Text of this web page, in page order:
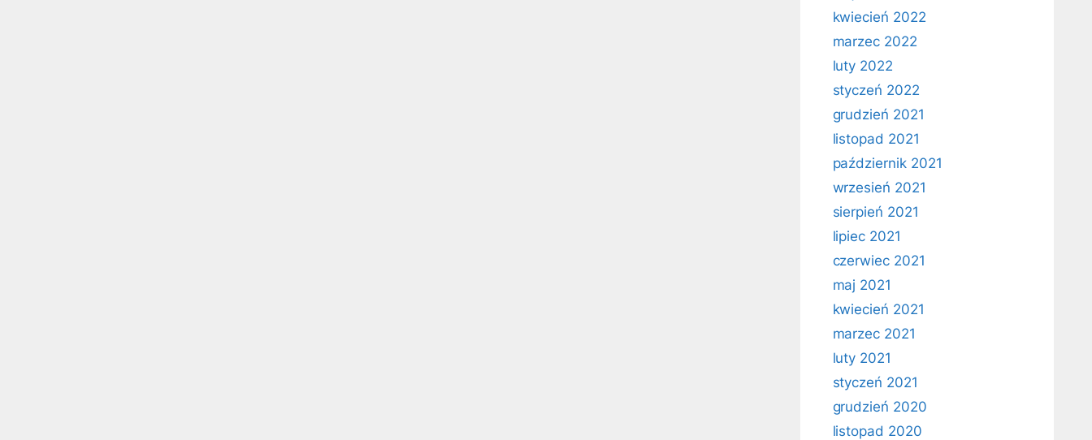
kwiecień 2022
marzec 2022
luty 2022
styczeń 2022
grudzień 2021
listopad 2021
październik 2021
wrzesień 2021
sierpień 2021
lipiec 2021
czerwiec 2021
maj 2021
kwiecień 2021
marzec 2021
luty 2021
styczeń 2021
grudzień 2020
listopad 2020